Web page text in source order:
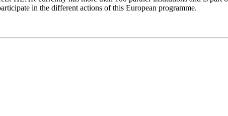
in the different actions of this European programme.